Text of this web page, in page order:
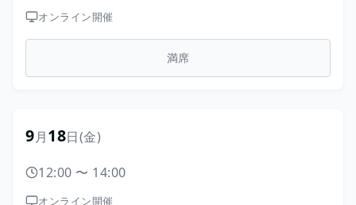
オンライン開催
満席
9月18日(金)
12:00 〜 14:00
オンライン開催